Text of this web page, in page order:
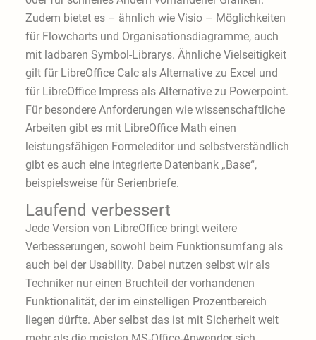
Zudem bietet es – ähnlich wie Visio – Möglichkeiten
für Flowcharts und Organisationsdiagramme, auch
mit ladbaren Symbol-Librarys. Ähnliche Vielseitigkeit
gilt für LibreOffice Calc als Alternative zu Excel und
für LibreOffice Impress als Alternative zu Powerpoint.
Für besondere Anforderungen wie wissenschaftliche
Arbeiten gibt es mit LibreOffice Math einen
leistungsfähigen Formeleditor und selbstverständlich
gibt es auch eine integrierte Datenbank „Base“,
beispielsweise für Serienbriefe.
Laufend verbessert
Jede Version von LibreOffice bringt weitere
Verbesserungen, sowohl beim Funktionsumfang als
auch bei der Usability. Dabei nutzen selbst wir als
Techniker nur einen Bruchteil der vorhandenen
Funktionalität, der im einstelligen Prozentbereich
liegen dürfte. Aber selbst das ist mit Sicherheit weit